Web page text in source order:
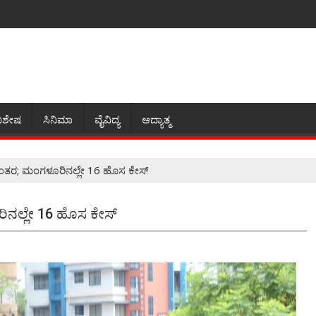
ಸಿನಿಮಾ ವೈವಿದ್ಯ ಆದ್ಯಾತ್ಮ
ಮಂಗಳೂರಿನಲ್ಲೇ 16 ಹೊಸ ಕೇಸ್
16 ಹೊಸ ಕೇಸ್